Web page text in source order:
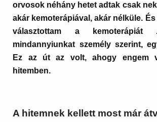
orvosok néhány hetet adtak csak
akár kemoterápiával, akár nélküle.
választottam a
mindannyiunkat személy szerint,
Ez az út az volt, ahogy engem
hitemben.
A hitemnek kellett most már